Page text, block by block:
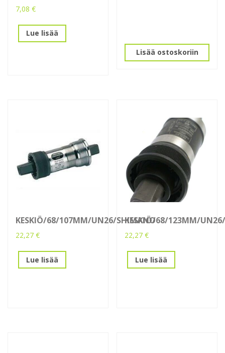
7,08 €
Lue lisää
Lisää ostoskoriin
KESKIÖ/68/107MM/UN26/SHIMANO
22,27 €
Lue lisää
KESKIÖ/68/123MM/
22,27€
Lue lisää